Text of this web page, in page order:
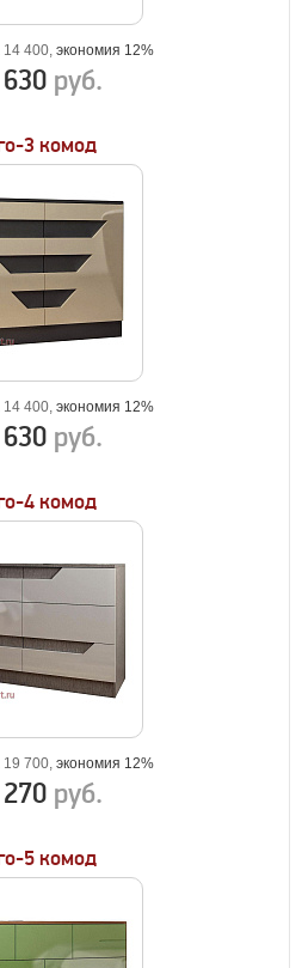
14 400, экономия 12%
руб.
3 комод
14 400, экономия 12%
руб.
4 комод
19 700, экономия 12%
руб.
5 комод